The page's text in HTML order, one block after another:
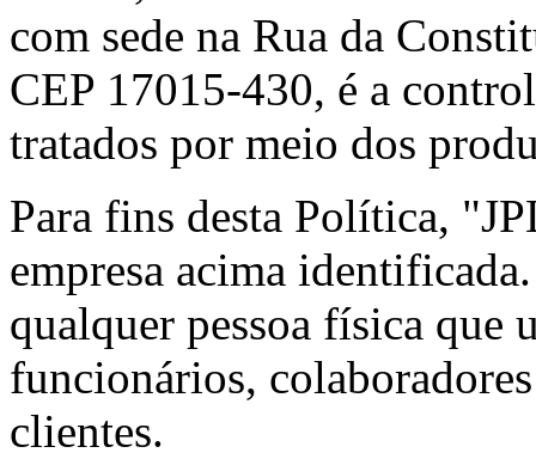
com sede na Rua da
CEP 17015-430, é a
tratados por meio dos
Para fins desta Política,
empresa acima
qualquer pessoa física
funcionários,
clientes.